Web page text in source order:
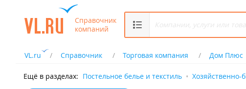
Справочник
компаний
VL.ru Справочник Торговая компания Дом Плюс
Ещё в разделах: Постельное белье и текстиль Хозяйственно-